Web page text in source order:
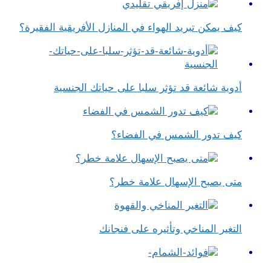
كيف يمكن تبريد الهواء في المنازل الأفريقية الفقيرة؟
أدوية شائعة قد تؤثر سلبا على حياتك الجنسية
كيف تدور الشمس في الفضاء؟
متى يصبح الإسهال علامة خطر؟
التغير المناخي وتأثيره على فنجانك